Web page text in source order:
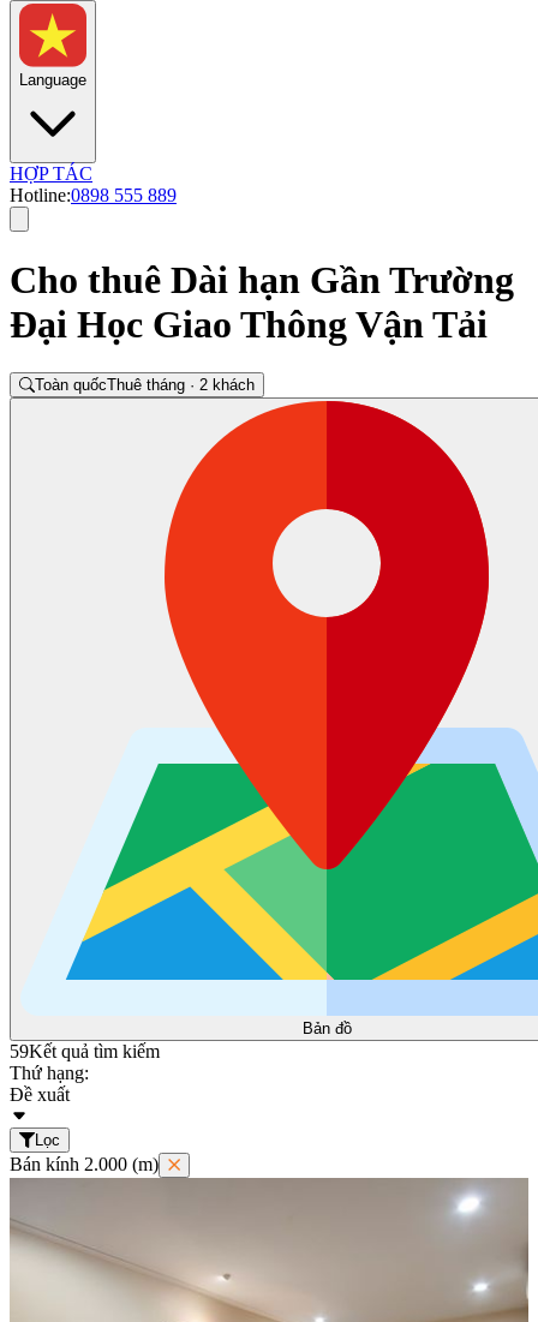
Language
HỢP TÁC
Hotline:0898 555 889
Cho thuê Dài hạn Gần Trường
Đại Học Giao Thông Vận Tải
Toàn quốcThuê tháng · 2 khách
Bản đồ
59Kết quả tìm kiếm
Thứ hạng:
Đề xuất
Lọc
Bán kính 2.000 (m)